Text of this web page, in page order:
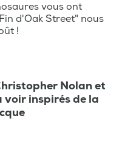
vous ont
d'Oak Street" nous
!
Nolan et
voir inspirés de la